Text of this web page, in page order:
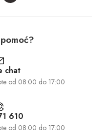
chat
od 08:00 do 17:00
610
od 08:00 do 17:00